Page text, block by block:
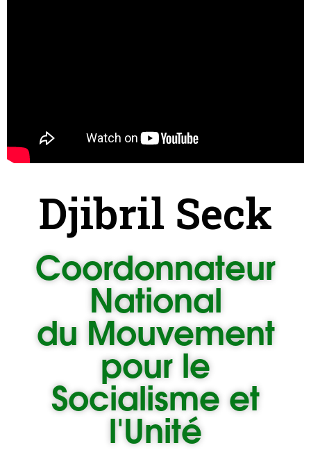
Djibril Seck
Coordonnateur
National
du Mouvement
pour le
Socialisme et
l'Unité